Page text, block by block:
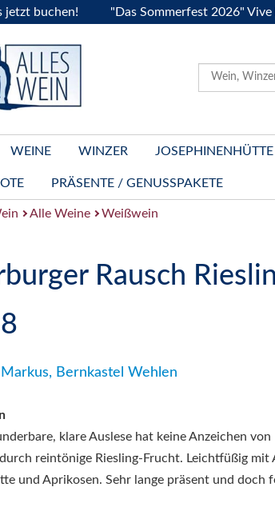
"Das Sommerfest 2026" Vive la
WEINE WINZER JOSEPHINENHÜTTE
PRÄSENTE / GENUSSPAKETE
Alle Weine Weißwein
Rausch
Bernkastel Wehlen
klare Auslese hat keine Anzeichen
reintönige Riesling-Frucht. Leichtfüßig mit
und Aprikosen. Sehr lange präsent und doch